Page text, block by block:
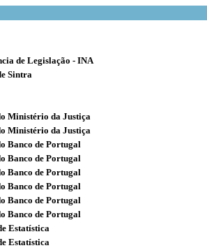
de Legislação - INA
Sintra
Ministério da Justiça
Ministério da Justiça
Banco de Portugal
Banco de Portugal
Banco de Portugal
Banco de Portugal
Banco de Portugal
Banco de Portugal
Estatística
Estatística